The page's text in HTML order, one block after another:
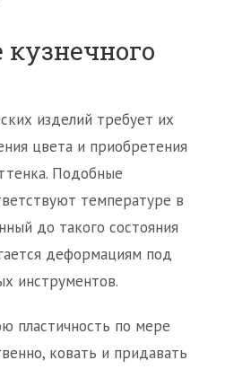
изделий требует их
цвета и приобретения
Подобные
температуре в
до такого состояния
деформациям под
инструментов.
пластичность по мере
ковать и придавать